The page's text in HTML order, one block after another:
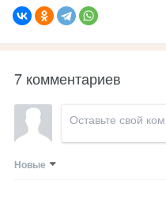
7 комментариев
Новые